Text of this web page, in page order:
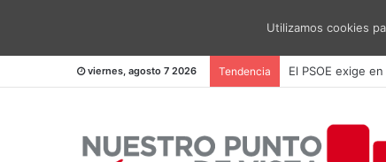
viernes, agosto 7 2026 Tendencia El PSOE pide
Utilizamos cookies